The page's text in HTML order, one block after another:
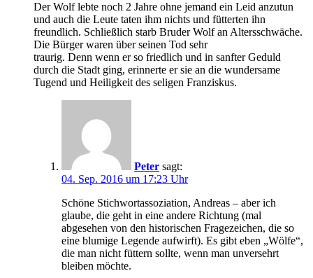
Der Wolf lebte noch 2 Jahre ohne jemand ein Leid anzutun
und auch die Leute taten ihm nichts und fütterten ihn
freundlich. Schließlich starb Bruder Wolf an Altersschwäche.
Die Bürger waren über seinen Tod sehr
traurig. Denn wenn er so friedlich und in sanfter Geduld
durch die Stadt ging, erinnerte er sie an die wundersame
Tugend und Heiligkeit des seligen Franziskus.
Peter sagt:
04. Sep. 2016 um 17:23 Uhr
Schöne Stichwortassoziation, Andreas – aber ich
glaube, die geht in eine andere Richtung (mal
abgesehen von den historischen Fragezeichen, die so
eine blumige Legende aufwirft). Es gibt eben „Wölfe“,
die man nicht füttern sollte, wenn man unversehrt
bleiben möchte.